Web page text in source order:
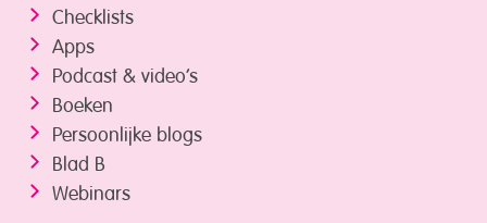
Checklists
Apps
Podcast & video’s
Boeken
Persoonlijke blogs
Blad B
Webinars